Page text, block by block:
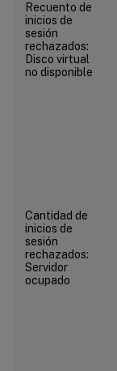
Recuento de
inicios de
sesión
rechazados:
Disco virtual
no disponible
Cantidad de
inicios de
sesión
rechazados:
Servidor
ocupado